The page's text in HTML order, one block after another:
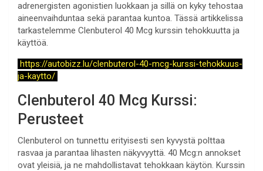
adrenergisten agonistien luokkaan ja sillä on kyky tehostaa
aineenvaihduntaa sekä parantaa kuntoa. Tässä artikkelissa
tarkastelemme Clenbuterol 40 Mcg kurssin tehokkuutta ja
käyttöä.
https://autobizz.lu/clenbuterol-40-mcg-kurssi-tehokkuus-
ja-kaytto/
Clenbuterol 40 Mcg Kurssi:
Perusteet
Clenbuterol on tunnettu erityisesti sen kyvystä polttaa
rasvaa ja parantaa lihasten näkyvyyttä. 40 Mcg:n annokset
ovat yleisiä, ja ne mahdollistavat tehokkaan käytön. Kurssin